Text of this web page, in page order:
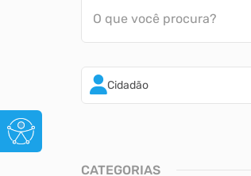
O que você procura?
Cidadão
CATEGORIAS